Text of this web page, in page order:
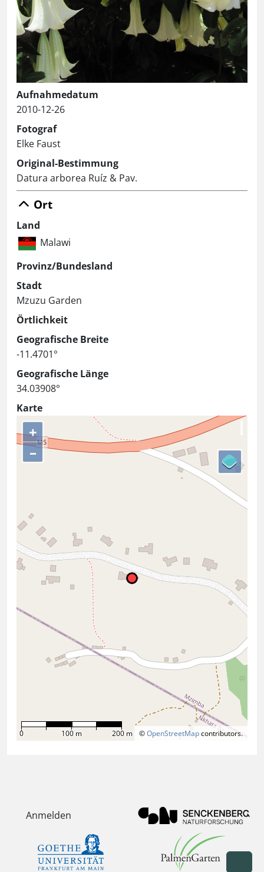
Aufnahmedatum
2010-12-26
Fotograf
Elke Faust
Original-Bestimmung
Datura arborea Ruíz & Pav.
Ort
Land
Malawi
Provinz/Bundesland
Stadt
Mzuzu Garden
Örtlichkeit
Geografische Breite
-11.4701°
Geografische Länge
34.03908°
Karte
+
–
©OpenStreetMapcontributors.
0 100 m 200 m
Anmelden